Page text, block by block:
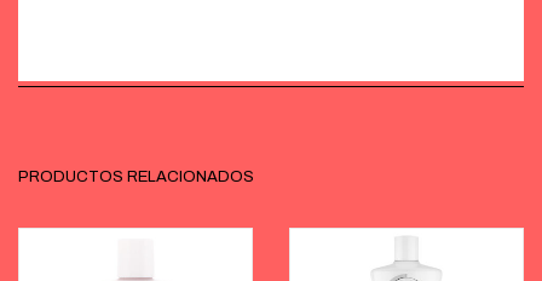
PRODUCTOS RELACIONADOS